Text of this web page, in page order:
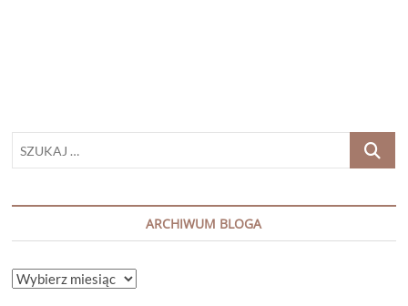
SZUKAJ
ARCHIWUM BLOGA
ARCHIWUM